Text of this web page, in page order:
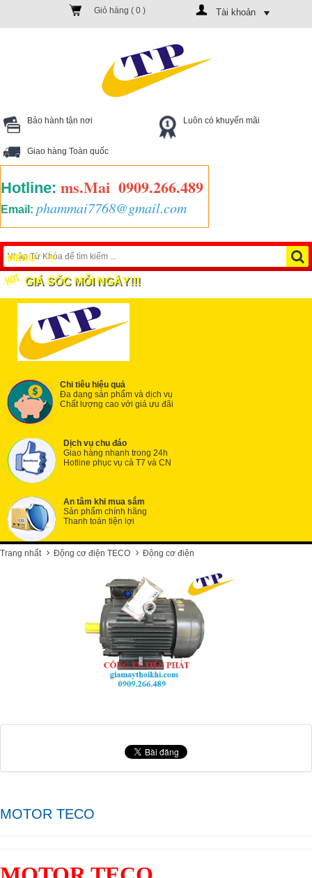
Giỏ hàng ( 0 ) Tài khoản
Bảo hành tận nơi Luôn có khuyến mãi
Giao hàng Toàn quốc
Hotline: ms.Mai 0909.266.489
Email: phammai7768@gmail.com
MENU
GIÁ SỐC MỖI NGÀY!!!
Chi tiêu hiệu quả
Đa dạng sản phẩm và dịch vụ
Chất lượng cao với giá ưu đãi
Dịch vụ chu đáo
Giao hàng nhanh trong 24h
Hotline phục vụ cả T7 và CN
An tâm khi mua sắm
Sản phẩm chính hãng
Thanh toán tiện lợi
Trang nhất Động cơ điện TECO Động cơ điện
MOTOR TECO